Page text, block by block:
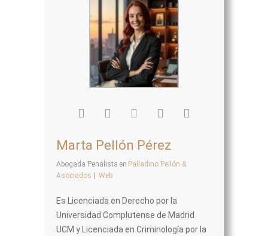
Marta Pellón Pérez
Abogada Penalista en Palladino Pellón &
Asociados
Web
Es Licenciada en Derecho por la
Universidad Complutense de Madrid
UCM y Licenciada en Criminología por la